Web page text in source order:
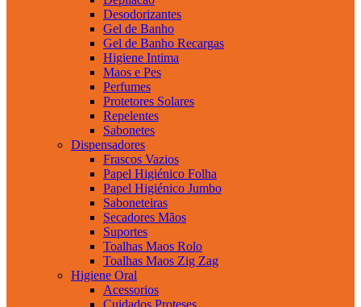
Desodorizantes
Gel de Banho
Gel de Banho Recargas
Higiene Intima
Maos e Pes
Perfumes
Protetores Solares
Repelentes
Sabonetes
Dispensadores
Frascos Vazios
Papel Higiénico Folha
Papel Higiénico Jumbo
Saboneteiras
Secadores Mãos
Suportes
Toalhas Maos Rolo
Toalhas Maos Zig Zag
Higiene Oral
Acessorios
Cuidados Proteses